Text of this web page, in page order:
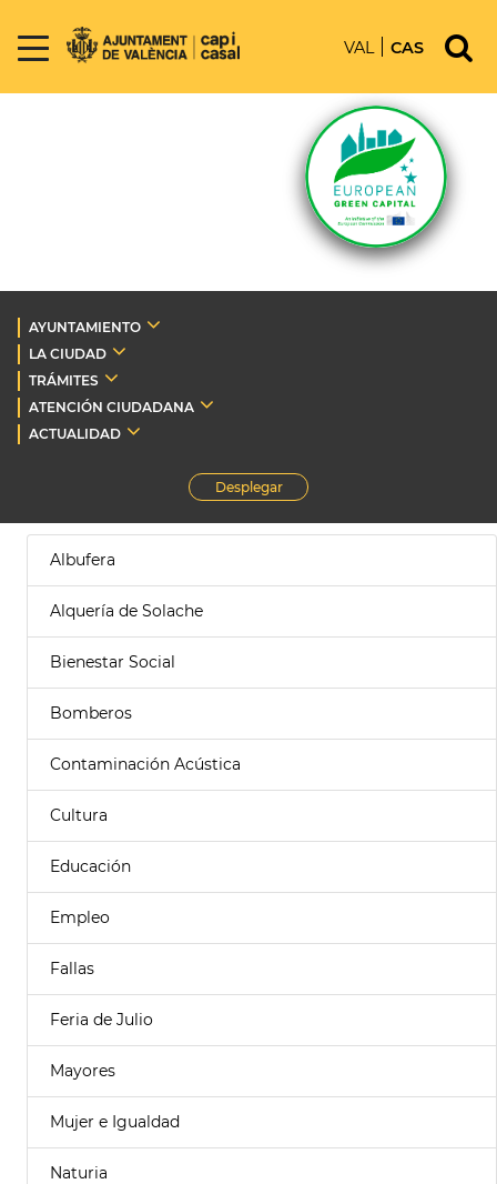
VAL CAS
AYUNTAMIENTO
LA CIUDAD
TRÁMITES
ATENCIÓN CIUDADANA
ACTUALIDAD
Desplegar
Albufera
Alquería de Solache
Bienestar Social
Bomberos
Contaminación Acústica
Cultura
Educación
Empleo
Fallas
Feria de Julio
Mayores
Mujer e Igualdad
Naturia